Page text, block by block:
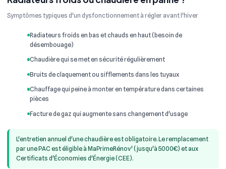
Symptômes typiques d'un dysfonctionnement à régler avant l'hiver
Radiateurs froids en bas et chauds en haut (besoin de
désembouage)
Chaudière qui se met en sécurité régulièrement
Bruits de claquement ou sifflements dans les tuyaux
Chauffage qui peine à monter en température dans certaines
pièces
Facture de gaz qui augmente sans changement d'usage
L'entretien annuel d'une chaudière est obligatoire. Le remplacement
par une PAC est éligible à MaPrimeRénov' (jusqu'à 5000€) et aux
Certificats d'Économies d'Énergie (CEE).